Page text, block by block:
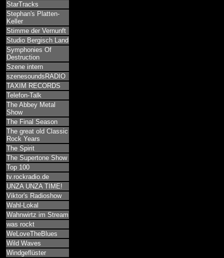
StarTracks
Stephan's Platten-
Keller
Stimme der Vernunft
Studio Bergisch Land
Symphonies Of
Destruction
Szene intern
szenesoundsRADIO
TAXIM RECORDS
Telefon-Talk
The Abbey Metal
Show
The Final Season
The great old Classic
Rock Years
The Spirit
The Supertone Show
Top 100
tv.rockradio.de
UNZA UNZA TIME!
Viktor's Radioshow
Wahl-Lokal
Wahnwirtz im Stream
was rockt
WeLoveTheBlues
Wild Waves
Windgeflüster